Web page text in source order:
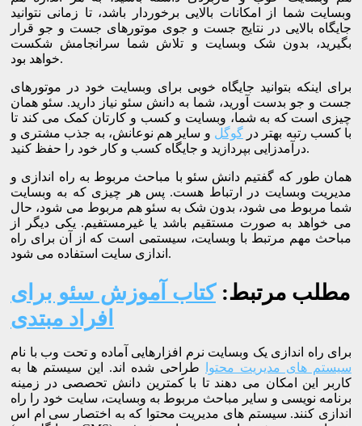
وبسایت شما از امکانات بالایی برخوردار باشد، تا زمانی نتوانید
جایگاه بالایی در نتایج جست و جوی موتورهای جست و جو قرار
بگیرید، بدون شک وبسایت و تلاش شما سرانجامش شکست
خواهد بود.
برای اینکه بتوانید جایگاه خوبی برای وبسایت خود در موتورهای
جست و جو بدست آورید، شما به دانش سئو نیاز دارید. سئو همان
چیزی است که به شما، وبسایت و کسب و کارتان کمک می کند تا
با کسب رتبه بهتر درگوگل و سایر هم نوعانش، به جذب مشتری و
درآمدزایی بپردازید و جایگاه کسب و کار خود را حفظ کنید.
همان طور که گفتیم دانش سئو با مباحث مربوط به راه اندازی و
مدیریت وبسایت در ارتباط هست. پس هر چیزی که به وبسایت
شما مربوط می شود، بدون شک به سئو هم مربوط می شود، حال
می خواهد به صورت مستقیم باشد یا غیرمستفیم. یکی دیگر از
مباحث مهم مرتبط با وبسایت، سیستمی است که از آن برای راه
اندازی سایت استفاده می شود.
مطلب مرتبط:کتاب آموزش سئو برای
افراد مبتدی
برای راه اندازی یک وبسایت نرم افزارهایی آماده و تحت وب با نام
سیستم های مدیریت محتوا
طراحی شده اند. این سیستم ها به
کاربر این امکان می دهند تا با کمترین دانش تحصصی در زمینه
برنامه نویسی و سایر مباحث مربوط به وبسایت، سایت خود را راه
اندازی کنند. سیستم های مدیریت محتوا که به اختصار سی ام اس